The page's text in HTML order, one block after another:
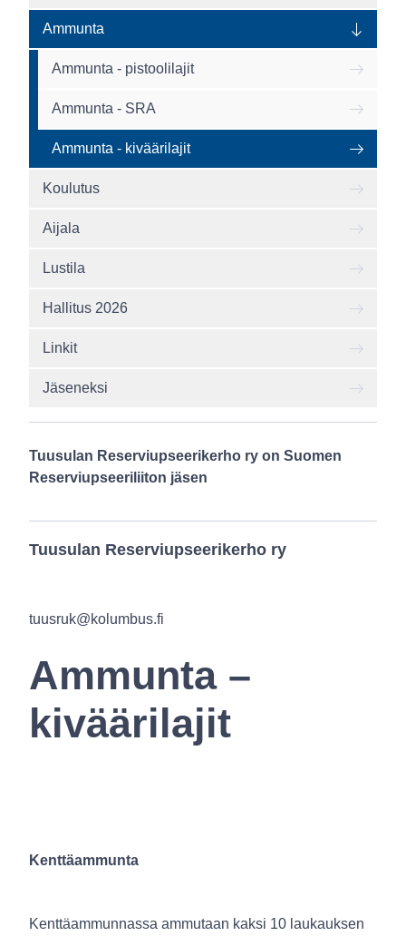
Ammunta
Ammunta - pistoolilajit
Ammunta - SRA
Ammunta - kiväärilajit
Koulutus
Aijala
Lustila
Hallitus 2026
Linkit
Jäseneksi
Tuusulan Reserviupseerikerho ry on Suomen
Reserviupseeriliiton jäsen
Tuusulan Reserviupseerikerho ry
tuusruk@kolumbus.fi
Ammunta –
kiväärilajit
Kenttäammunta
Kenttäammunnassa ammutaan kaksi 10 laukauksen